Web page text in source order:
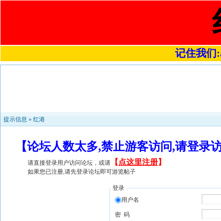
记住我们
提示信息 » 红港
【论坛人数太多,禁止游客访问,请登
请直接登录用户访问论坛，或请 【 点这里注册】
如果您已注册,请先登录论坛即可游览帖子
登录
用户名
密 码